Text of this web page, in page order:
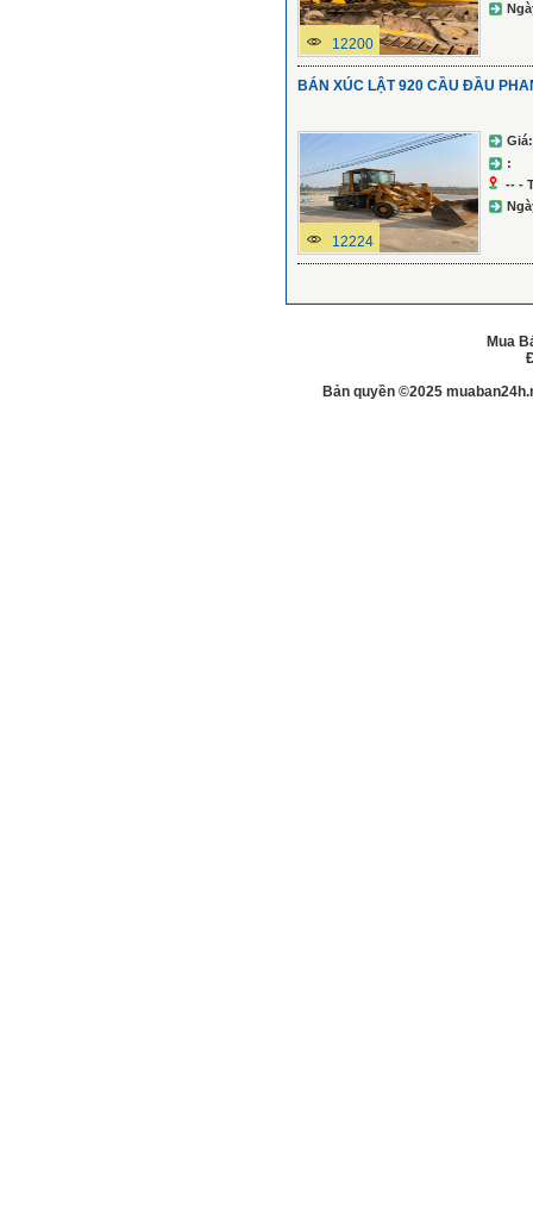
12200
BÁN XÚC LẬT 920 CẦU ĐẦU
12224
Giá:
:
-- -
Mua
Bản quyền ©2025